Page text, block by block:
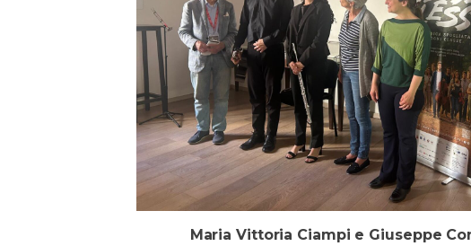
Maria Vittoria Ciampi e Giuseppe